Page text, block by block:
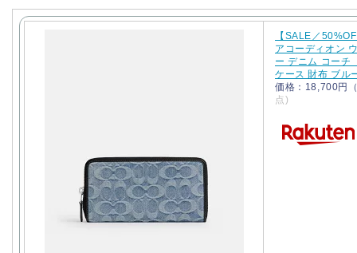
【SALE／
アコーディオン
ー デニム コー
ケース 財布 ブル
価格：18,700円
点)